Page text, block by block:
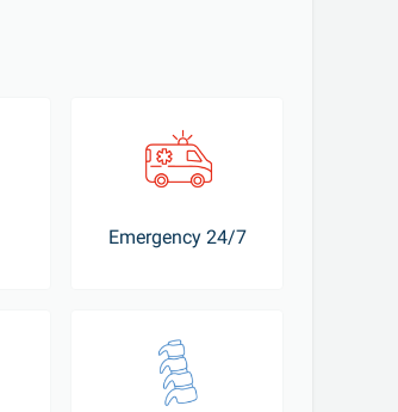
Emergency 24/7